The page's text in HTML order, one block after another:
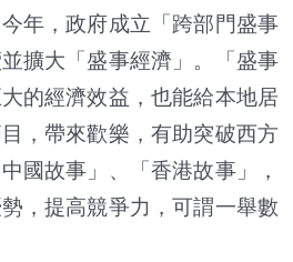
年，政府成立「跨部門盛事
擴大「盛事經濟」。「盛事
的經濟效益，也能給本地居
，帶來歡樂，有助突破西方
國故事」、「香港故事」，
，提高競爭力，可謂一舉數